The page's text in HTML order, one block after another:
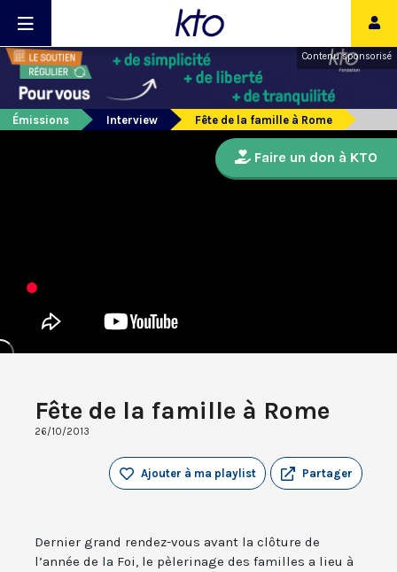
Contenu sponsorisé
Émissions Interview Fête de la famille à Rome
Fête de la famille à Rome
26/10/2013
Partager
Ajouter à ma playlist
Dernier grand rendez-vous avant la clôture de
l’année de la Foi, le pèlerinage des familles a lieu à
Faire un don à KTO